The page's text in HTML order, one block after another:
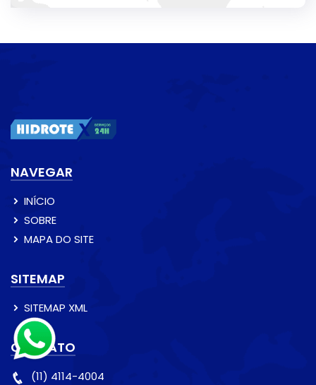
NAVEGAR
INÍCIO
SOBRE
MAPA DO SITE
SITEMAP
SITEMAP XML
CONTATO
(11) 4114-4004